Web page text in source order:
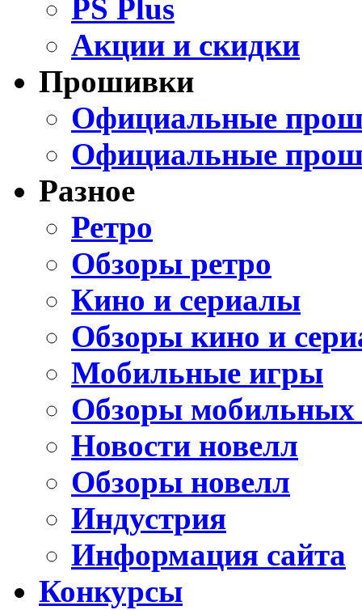
PS Plus
Акции и скидки
Прошивки
Официальные
Официальные
Разное
Ретро
Обзоры ретро
Кино и сериалы
Обзоры кино и
Мобильные игры
Обзоры мобильных
Новости новелл
Обзоры новелл
Индустрия
Информация сайта
Конкурсы